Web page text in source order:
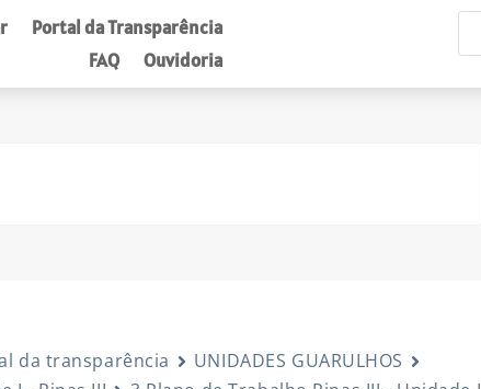
Portal da Transparência
FAQ
Ouvidoria
da transparência
UNIDADES GUARULHOS